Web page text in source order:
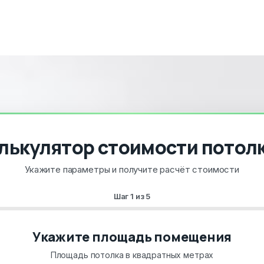
стоимости
Укажите параметры и получите расчёт стоимости
Шаг1 из5
Укажите площадь помещения
Площадь потолка в квадратных метрах